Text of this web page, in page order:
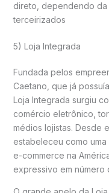
direto, dependendo
terceirizados
5) Loja Integrada
Fundada pelos
Caetano, que já
Loja Integrada surgiu
comércio eletrônico,
médios lojistas. Desde
estabeleceu como
e-commerce na
expressivo em